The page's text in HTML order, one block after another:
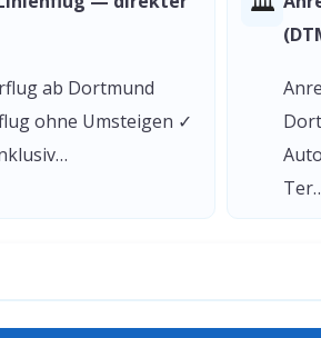
ab Dortmund
ohne Umsteigen ✓